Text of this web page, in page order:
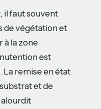
il faut souvent
de végétation et
à la zone
est
remise en état
et de
alourdit